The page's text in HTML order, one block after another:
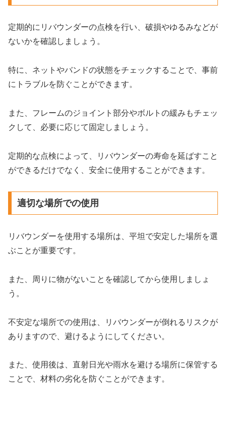
定期的にリバウンダーの点検を行い、破損やゆるみなどが
ないかを確認しましょう。
特に、ネットやバンドの状態をチェックすることで、事前
にトラブルを防ぐことができます。
また、フレームのジョイント部分やボルトの緩みもチェッ
クして、必要に応じて固定しましょう。
定期的な点検によって、リバウンダーの寿命を延ばすこと
ができるだけでなく、安全に使用することができます。
適切な場所での使用
リバウンダーを使用する場所は、平坦で安定した場所を選
ぶことが重要です。
また、周りに物がないことを確認してから使用しましょ
う。
不安定な場所での使用は、リバウンダーが倒れるリスクが
ありますので、避けるようにしてください。
また、使用後は、直射日光や雨水を避ける場所に保管する
ことで、材料の劣化を防ぐことができます。